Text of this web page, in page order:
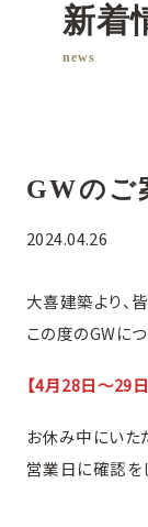
新着
news
GWのご
2024.04.26
大喜建築より、
この度のGWに
【4月28日〜29
お休み中にいた
営業日に確認を